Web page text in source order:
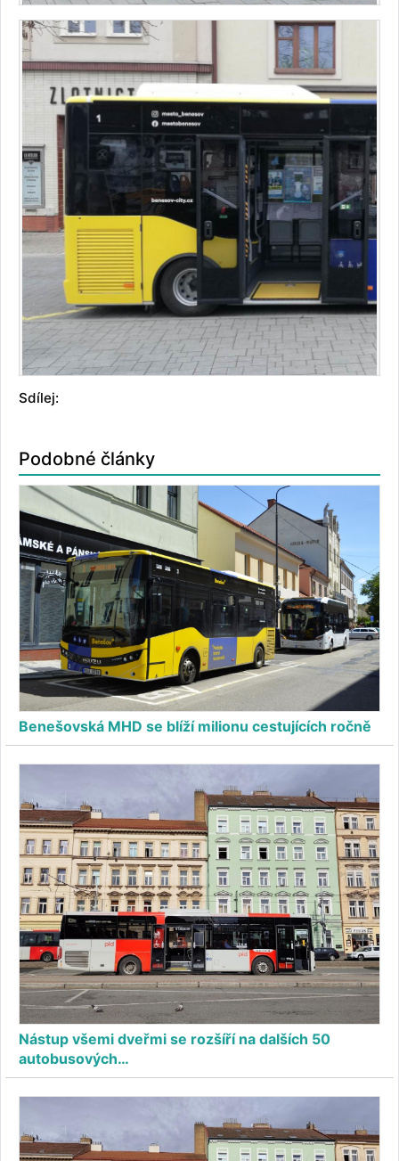
Sdílej:
Podobné články
Benešovská MHD se blíží milionu cestujících ročně
Nástup všemi dveřmi se rozšíří na dalších 50
autobusových…